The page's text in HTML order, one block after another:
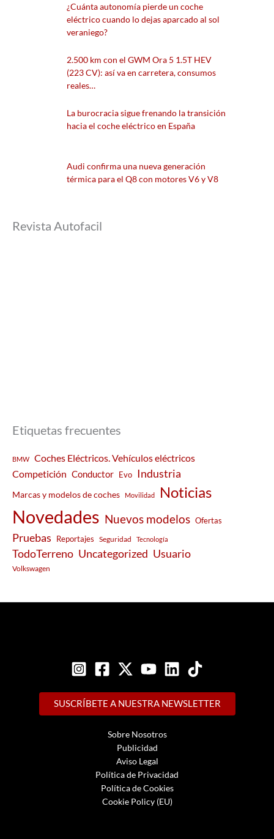
¿Cuánta autonomía pierde un coche
eléctrico cuando lo dejas aparcado al sol
veraniego?
2.500 km con el GWM Ora 5 1.5T HEV
(223 CV): así va en carretera, consumos
reales…
La burocracia sigue frenando la transición
hacia el coche eléctrico en España
Audi confirma una nueva generación
térmica para el Q8 con motores V6 y V8
Revista Autofacil
Etiquetas frecuentes
BMW
Coches Eléctricos. Vehículos eléctricos
Competición Conductor Evo Industria
Marcas y modelos de coches Movilidad Noticias
Novedades Nuevos modelos Ofertas
Pruebas Reportajes Seguridad Tecnología
TodoTerreno Uncategorized Usuario
Volkswagen
SUSCRÍBETE A NUESTRA NEWSLETTER
Sobre Nosotros
Publicidad
Aviso Legal
Política de Privacidad
Política de Cookies
Cookie Policy (EU)